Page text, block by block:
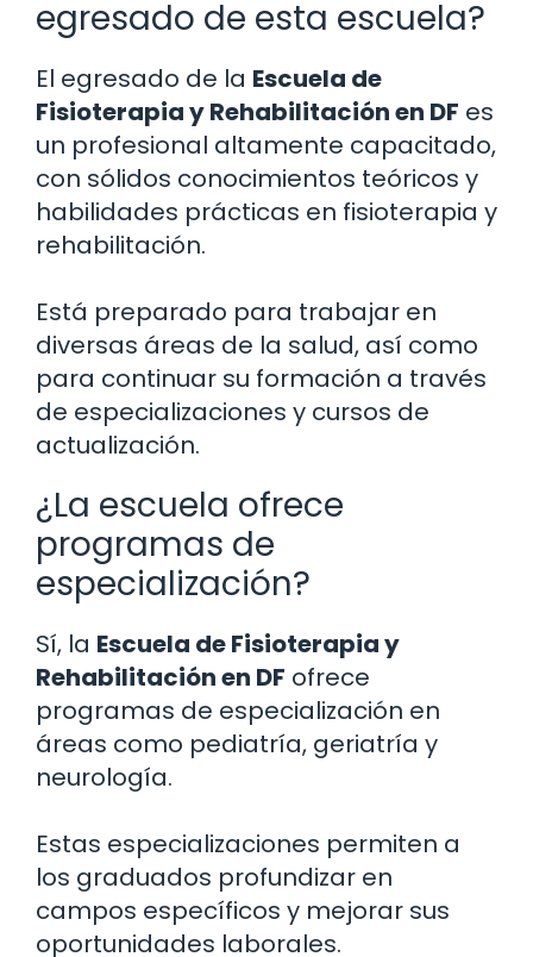
egresado de esta escuela?
El egresado de la Escuela de
Fisioterapia y Rehabilitación en DF es
un profesional altamente capacitado,
con sólidos conocimientos teóricos y
habilidades prácticas en fisioterapia y
rehabilitación.
Está preparado para trabajar en
diversas áreas de la salud, así como
para continuar su formación a través
de especializaciones y cursos de
actualización.
¿La escuela ofrece
programas de
especialización?
Sí, la Escuela de Fisioterapia y
Rehabilitación en DF ofrece
programas de especialización en
áreas como pediatría, geriatría y
neurología.
Estas especializaciones permiten a
los graduados profundizar en
campos específicos y mejorar sus
oportunidades laborales.